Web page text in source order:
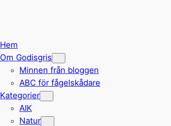
Hem
Om Godisgris
Minnen från bloggen
ABC för fågelskådare
Kategorier
AIK
Natur